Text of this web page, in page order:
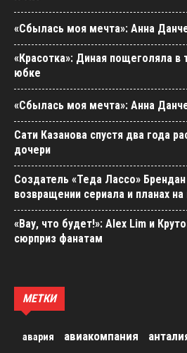
«Сбылась моя мечта»: Анна
«Красотка»: Диная пощеголяла в
юбке
«Сбылась моя мечта»: Анна
Сати Казанова спустя два года
дочери
Создатель «Теда Лассо»
возвращении сериала и планах
«Вау, что будет!»: Alex Lim и
сюрприз фанатам
МЕТКИ
авария авиакомпания